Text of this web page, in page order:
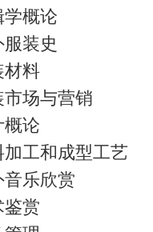
学概论
装史
材料
场与营销
概论
工和成型工艺
乐欣赏
鉴赏